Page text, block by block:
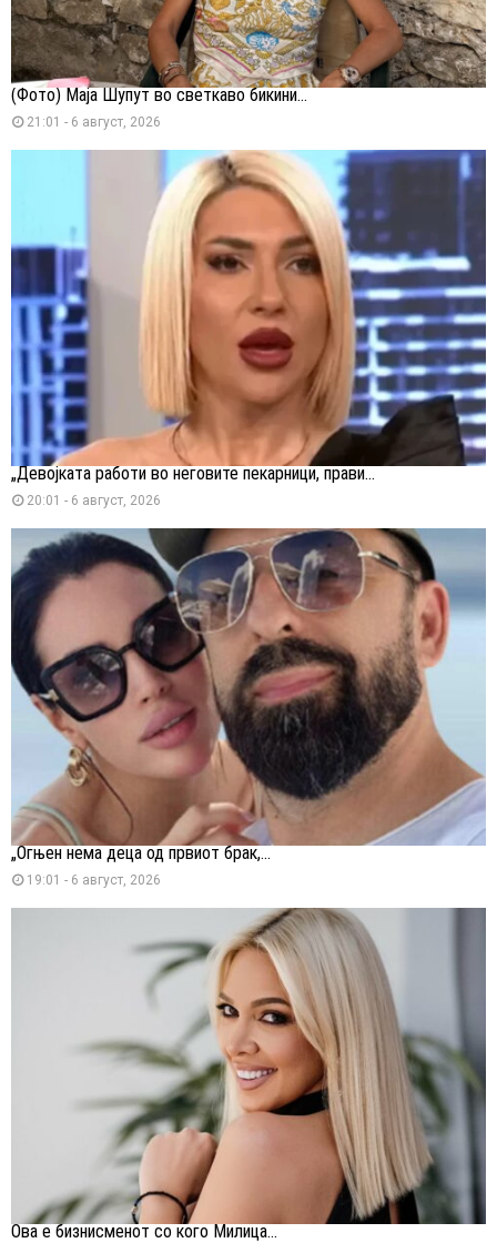
(Фото) Маја Шупут во светкаво бикини...
21:01 - 6 август, 2026
„Девојката работи во неговите пекарници, прави...
20:01 - 6 август, 2026
„Огњен нема деца од првиот брак,...
19:01 - 6 август, 2026
Ова е бизнисменот со кого Милица...